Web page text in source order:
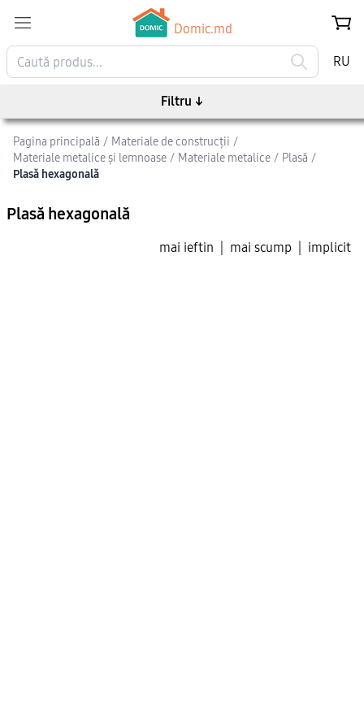
Domic.md
RU
Pagina principală / Materiale de construcții /
Materiale metalice și lemnoase / Materiale metalice / Plasă /
Plasă hexagonală
Plasă hexagonală
mai ieftin mai scump implicit
Filtru ↓